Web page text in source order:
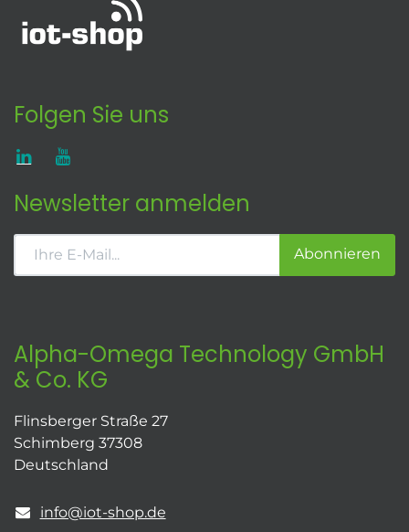
Folgen Sie uns
Newsletter anmelden
Abonnieren
Alpha-Omega Technology GmbH
& Co. KG
Flinsberger Straße 27
Schimberg 37308
Deutschland
info@iot-shop.de